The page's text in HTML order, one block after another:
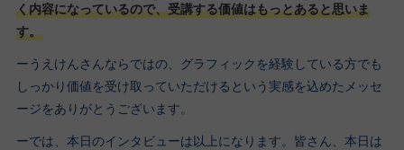
く内容になっているので、受講する価値はもっとあると思いま
す。
ーうえけんさんならではの、グラフィックを経験している方でも
しっかり価値を受け取っていただけるという実感を込めたメッセ
ージをありがとうございます。
ーでは、本日のインタビューは以上になります。皆さん、本日は